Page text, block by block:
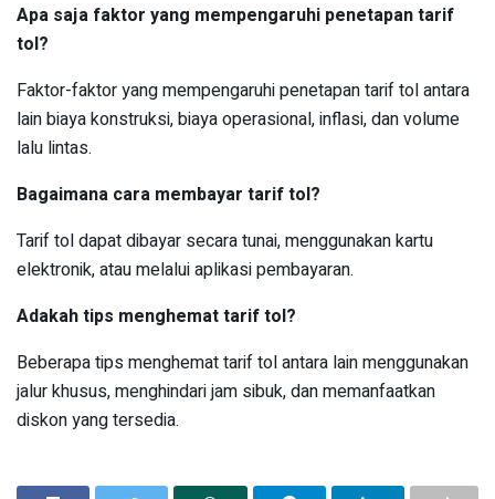
Apa saja faktor yang mempengaruhi penetapan tarif
tol?
Faktor-faktor yang mempengaruhi penetapan tarif tol antara
lain biaya konstruksi, biaya operasional, inflasi, dan volume
lalu lintas.
Bagaimana cara membayar tarif tol?
Tarif tol dapat dibayar secara tunai, menggunakan kartu
elektronik, atau melalui aplikasi pembayaran.
Adakah tips menghemat tarif tol?
Beberapa tips menghemat tarif tol antara lain menggunakan
jalur khusus, menghindari jam sibuk, dan memanfaatkan
diskon yang tersedia.